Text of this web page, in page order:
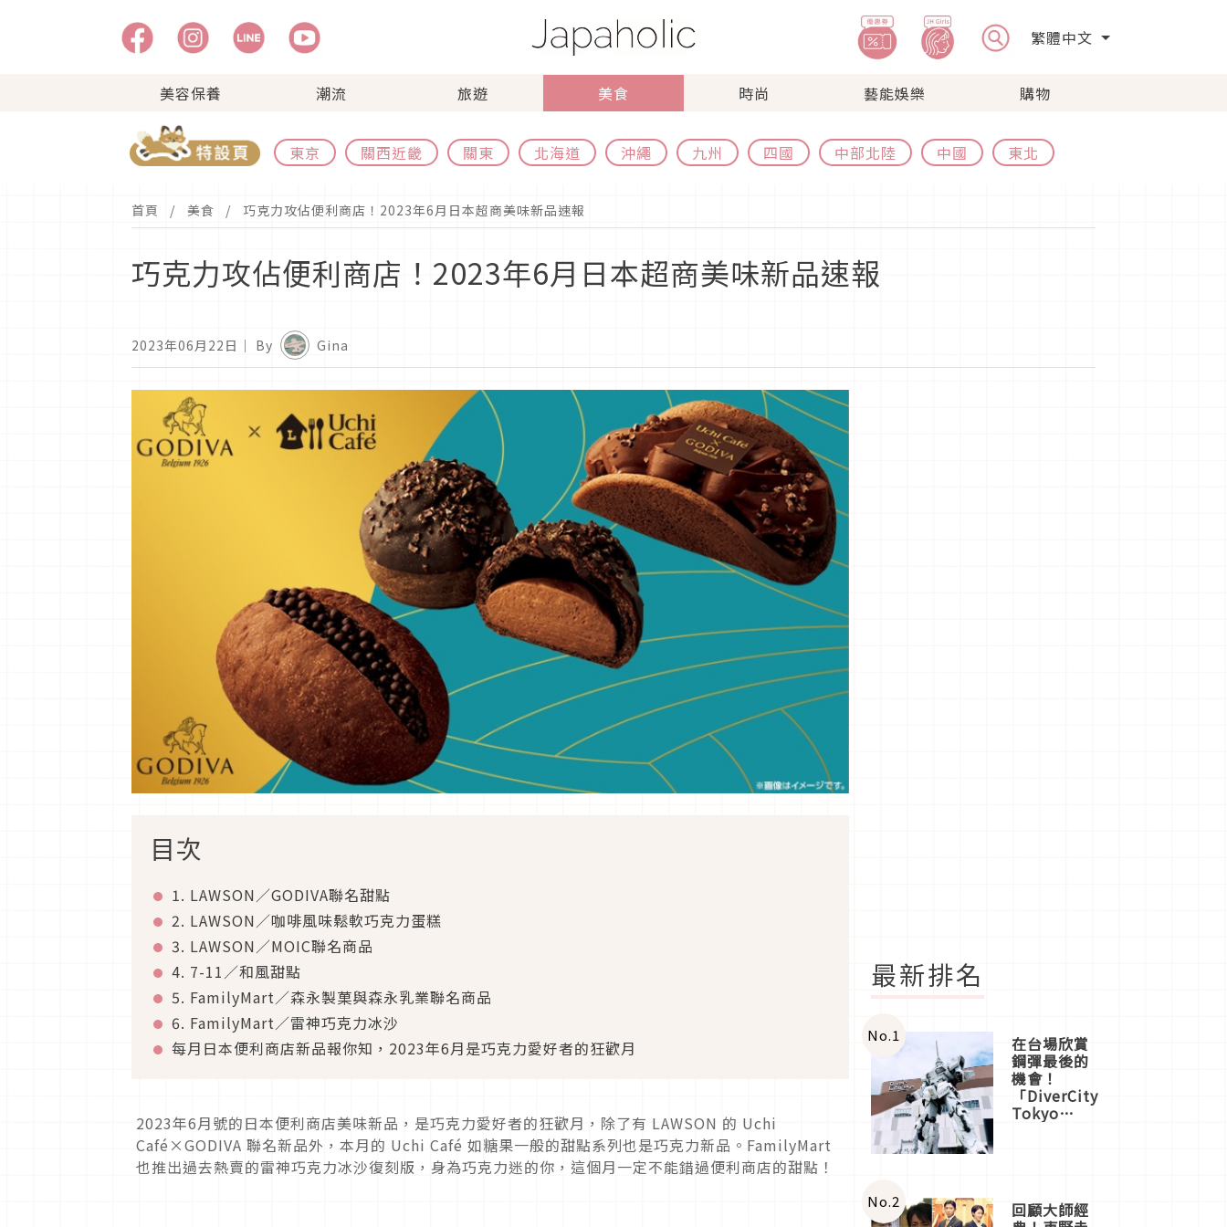
繁體中文
美容保養 潮流 旅遊 美食 時尚 藝能娛樂 購物
東京 關西近畿 關東 北海道 沖繩 九州 四國 中部北陸 中國 東北
首頁 美食 巧克力攻佔便利商店！2023年6月日本超商美味新品速報
巧克力攻佔便利商店！2023年6月日本超商美味新品速報
2023年06月22日 ｜ By Gina
目次
1. LAWSON／GODIVA聯名甜點
2. LAWSON／咖啡風味鬆軟巧克力蛋糕
3. LAWSON／MOIC聯名商品
4. 7-11／和風甜點
5. FamilyMart／森永製菓與森永乳業聯名商品
6. FamilyMart／雷神巧克力冰沙
每月日本便利商店新品報你知，2023年6月是巧克力愛好者的狂歡月
2023年6月號的日本便利商店美味新品，是巧克力愛好者的狂歡月，除了有 LAWSON 的 Uchi
Café×GODIVA 聯名新品外，本月的 Uchi Café 如糖果一般的甜點系列也是巧克力新品。FamilyMart
也推出過去熱賣的雷神巧克力冰沙復刻版，身為巧克力迷的你，這個月一定不能錯過便利商店的甜點！
最新排名
No.1 在台場欣賞
鋼彈最後的
機會！
「DiverCity
Tokyo
體驗
No.2 回顧大師經